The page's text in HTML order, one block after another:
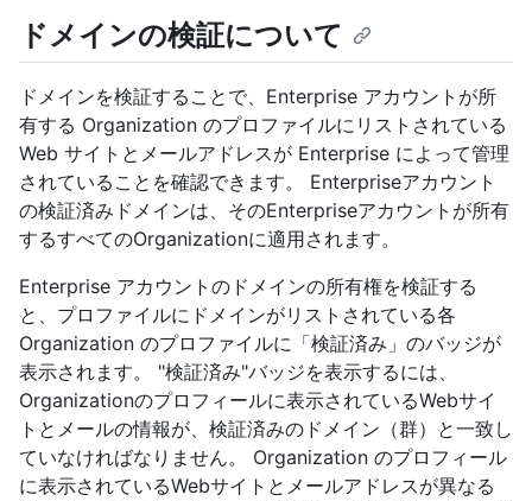
ドメインの検証について
ドメインを検証することで、Enterprise アカウントが所
有する Organization のプロファイルにリストされている
Web サイトとメールアドレスが Enterprise によって管理
されていることを確認できます。 Enterpriseアカウント
の検証済みドメインは、そのEnterpriseアカウントが所有
するすべてのOrganizationに適用されます。
Enterprise アカウントのドメインの所有権を検証する
と、プロファイルにドメインがリストされている各
Organization のプロファイルに「検証済み」のバッジが
表示されます。 "検証済み"バッジを表示するには、
Organizationのプロフィールに表示されているWebサイ
トとメールの情報が、検証済みのドメイン（群）と一致し
ていなければなりません。 Organization のプロフィール
に表示されているWebサイトとメールアドレスが異なる